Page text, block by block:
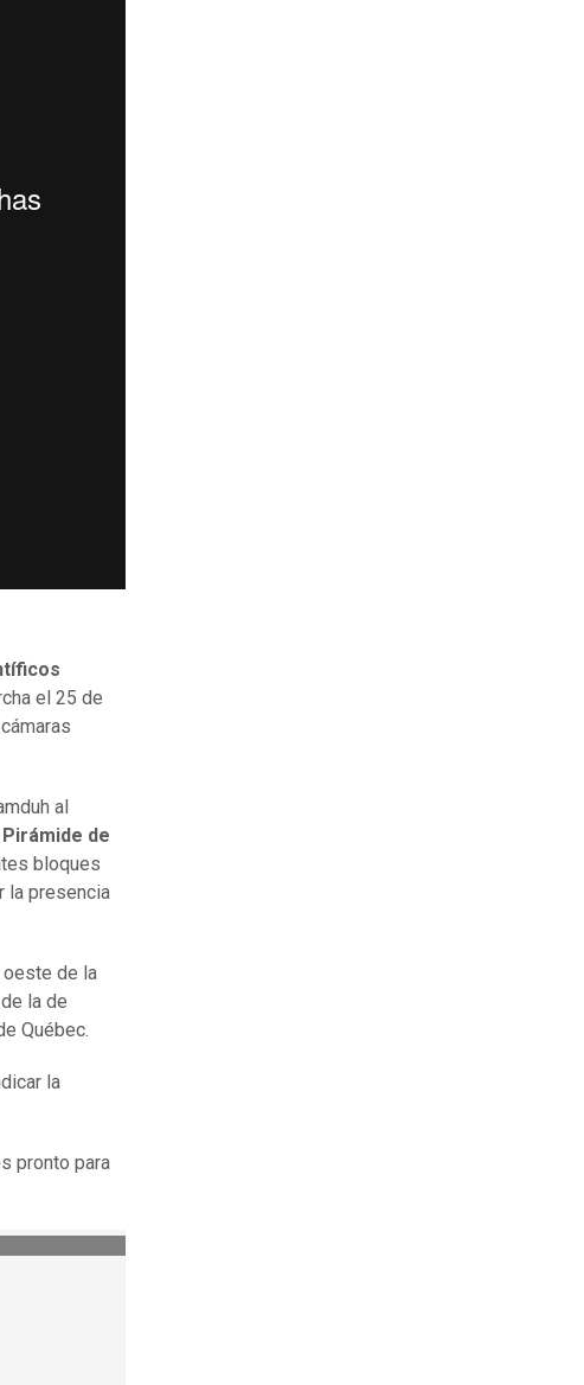
el 25 de
al
de
bloques
la presencia
oeste de la
la de
Québec.
la
pronto para